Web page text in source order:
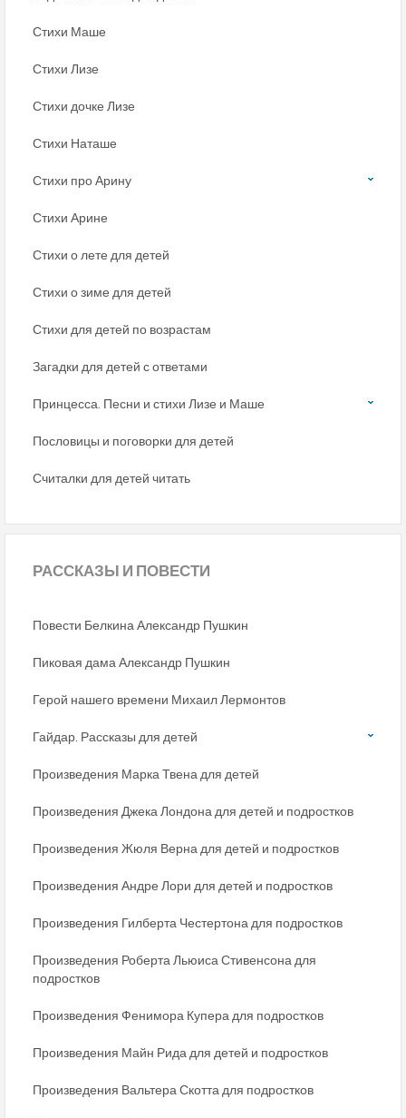
Стихи Маше
Стихи Лизе
Стихи дочке Лизе
Стихи Наташе
Стихи про Арину
Стихи Арине
Стихи о лете для детей
Стихи о зиме для детей
Стихи для детей по возрастам
Загадки для детей с ответами
Принцесса. Песни и стихи Лизе и Маше
Пословицы и поговорки для детей
Считалки для детей читать
РАССКАЗЫ И ПОВЕСТИ
Повести Белкина Александр Пушкин
Пиковая дама Александр Пушкин
Герой нашего времени Михаил Лермонтов
Гайдар. Рассказы для детей
Произведения Марка Твена для детей
Произведения Джека Лондона для детей и подростков
Произведения Жюля Верна для детей и подростков
Произведения Андре Лори для детей и подростков
Произведения Гилберта Честертона для подростков
Произведения Роберта Льюиса Стивенсона для
подростков
Произведения Фенимора Купера для подростков
Произведения Майн Рида для детей и подростков
Произведения Вальтера Скотта для подростков